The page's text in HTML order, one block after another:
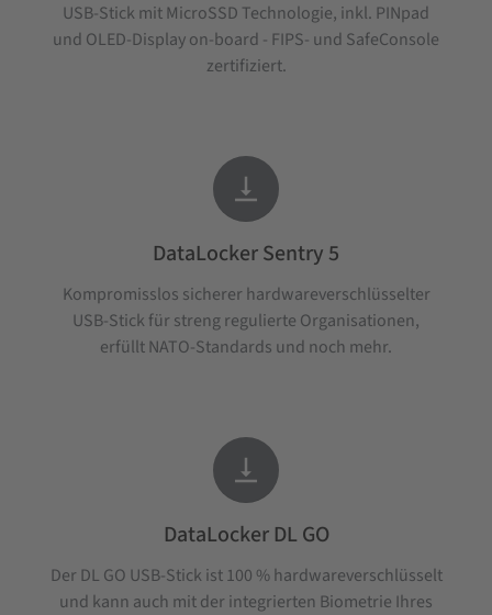
USB-Stick mit MicroSSD Technologie, inkl. PINpad
und OLED-Display on-board - FIPS- und SafeConsole
zertifiziert.

DataLocker Sentry 5
Kompromisslos sicherer hardwareverschlüsselter
USB-Stick für streng regulierte Organisationen,
erfüllt NATO-Standards und noch mehr.

DataLocker DL GO
Der DL GO USB-Stick ist 100 % hardwareverschlüsselt
und kann auch mit der integrierten Biometrie Ihres